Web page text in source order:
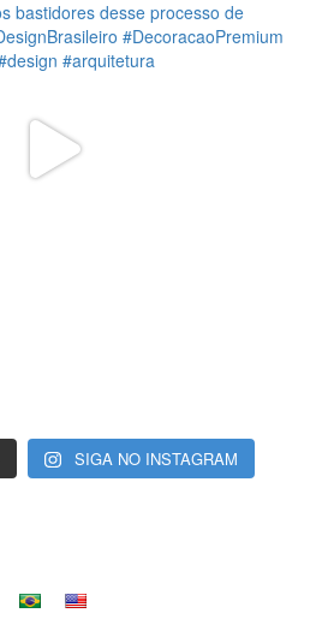
SIGA NO INSTAGRAM